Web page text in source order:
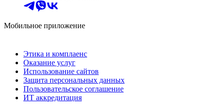
Мобильное приложение
Этика и комплаенс
Оказание услуг
Использование сайтов
Защита персональных данных
Пользовательское соглашение
ИТ аккредитация